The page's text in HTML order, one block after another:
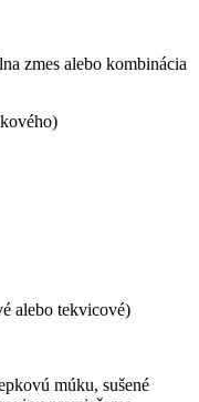
zmes alebo kombinácia
alebo tekvicové)
múku, sušené